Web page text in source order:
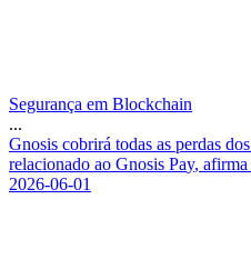
Segurança em Blockchain
...
Gnosis cobrirá todas as perdas dos
relacionado ao Gnosis Pay, afirma
2026-06-01